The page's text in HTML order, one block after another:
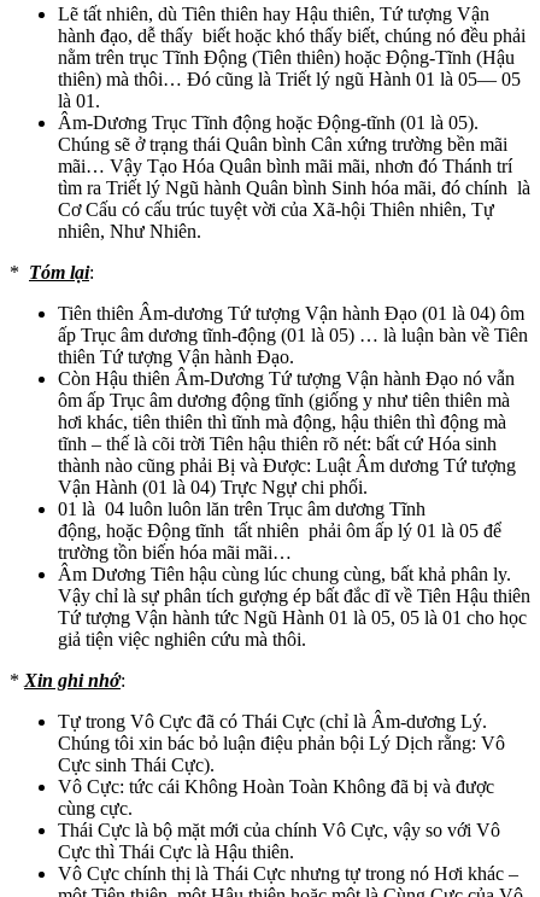
Lẽ tất nhiên, dù Tiên thiên hay Hậu thiên, Tứ tượng Vận
hành đạo, dễ thấy biết hoặc khó thấy biết, chúng nó đều phải
nằm trên trục Tĩnh Động (Tiên thiên) hoặc Động-Tĩnh (Hậu
thiên) mà thôi… Đó cũng là Triết lý ngũ Hành 01 là 05— 05
là 01.
Âm-Dương Trục Tĩnh động hoặc Động-tĩnh (01 là 05).
Chúng sẽ ở trạng thái Quân bình Cân xứng trường bền mãi
mãi… Vậy Tạo Hóa Quân bình mãi mãi, nhơn đó Thánh trí
tìm ra Triết lý Ngũ hành Quân bình Sinh hóa mãi, đó chính là
Cơ Cấu có cấu trúc tuyệt vời của Xã-hội Thiên nhiên, Tự
nhiên, Như Nhiên.
* Tóm lại:
Tiên thiên Âm-dương Tứ tượng Vận hành Đạo (01 là 04) ôm
ấp Trục âm dương tĩnh-động (01 là 05) … là luận bàn về Tiên
thiên Tứ tượng Vận hành Đạo.
Còn Hậu thiên Âm-Dương Tứ tượng Vận hành Đạo nó vẫn
ôm ấp Trục âm dương động tĩnh (giống y như tiên thiên mà
hơi khác, tiên thiên thì tĩnh mà động, hậu thiên thì động mà
tĩnh – thế là cõi trời Tiên hậu thiên rõ nét: bất cứ Hóa sinh
thành nào cũng phải Bị và Được: Luật Âm dương Tứ tượng
Vận Hành (01 là 04) Trực Ngự chi phối.
01 là 04 luôn luôn lăn trên Trục âm dương Tĩnh
động, hoặc Động tĩnh tất nhiên phải ôm ấp lý 01 là 05 để
trường tồn biến hóa mãi mãi…
Âm Dương Tiên hậu cùng lúc chung cùng, bất khả phân ly.
Vậy chỉ là sự phân tích gượng ép bất đắc dĩ về Tiên Hậu thiên
Tứ tượng Vận hành tức Ngũ Hành 01 là 05, 05 là 01 cho học
giả tiện việc nghiên cứu mà thôi.
* Xin ghi nhớ:
Tự trong Vô Cực đã có Thái Cực (chỉ là Âm-dương Lý.
Chúng tôi xin bác bỏ luận điệu phản bội Lý Dịch rằng: Vô
Cực sinh Thái Cực).
Vô Cực: tức cái Không Hoàn Toàn Không đã bị và được
cùng cực.
Thái Cực là bộ mặt mới của chính Vô Cực, vậy so với Vô
Cực thì Thái Cực là Hậu thiên.
Vô Cực chính thị là Thái Cực nhưng tự trong nó Hơi khác –